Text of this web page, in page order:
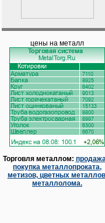
цены на металл
Торговля металлом:
покупка металлопроката,
метизов, цветных
металлолома.